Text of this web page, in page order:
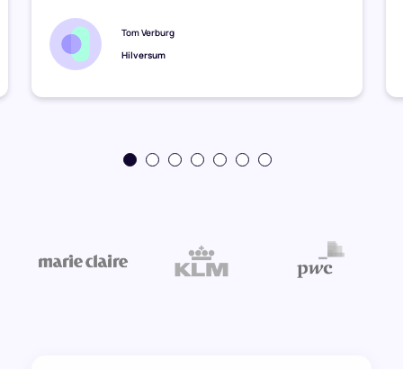
Tom Verburg
Hilversum